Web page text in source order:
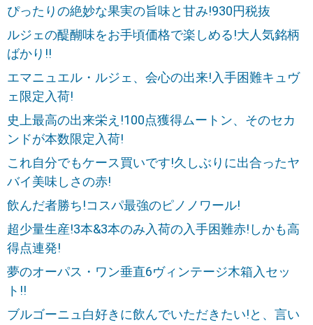
ぴったりの絶妙な果実の旨味と甘み!930円税抜
ルジェの醍醐味をお手頃価格で楽しめる!大人気銘柄
ばかり!!
エマニュエル・ルジェ、会心の出来!入手困難キュヴ
ェ限定入荷!
史上最高の出来栄え!100点獲得ムートン、そのセカ
ンドが本数限定入荷!
これ自分でもケース買いです!久しぶりに出合ったヤ
バイ美味しさの赤!
飲んだ者勝ち!コスパ最強のピノノワール!
超少量生産!3本&3本のみ入荷の入手困難赤!しかも高
得点連発!
夢のオーパス・ワン垂直6ヴィンテージ木箱入セッ
ト!!
ブルゴーニュ白好きに飲んでいただきたい!と、言い